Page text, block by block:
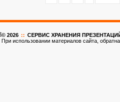
© 2026 :: CЕРВИС ХРАНЕНИЯ ПРЕЗЕНТАЦИЙ
При использовании материалов сайта,